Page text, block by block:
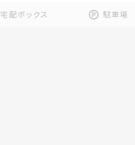
宅配ボックス 駐車場